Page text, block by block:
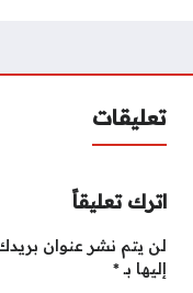
تعليقات
اترك تعليقاً
لن يتم نشر عنوان بريدك
إليها بـ*